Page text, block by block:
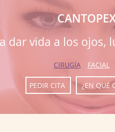
dar vida a los ojos,
CIRUGÍA FACIAL
PEDIR CITA ¿EN QUÉ